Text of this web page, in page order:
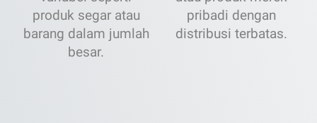
produk segar atau
barang dalam jumlah
besar.
pribadi dengan
distribusi terbatas.